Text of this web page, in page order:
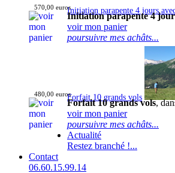
Initiation parapente 4 jours
570,00 euros
Initiation parapente 4
voir mon panier
poursuivre mes achâts...
Forfait 10 grands vols
480,00 euros
Forfait 10 grands vols,
voir mon panier
poursuivre mes achâts...
Actualité
Restez branché !...
Contact
06.60.15.99.14